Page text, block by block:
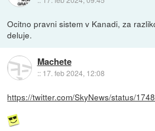
Ocitno pravni sistem v Kanadi, za
deluje.
Machete
:: 17. feb 2024, 12:08
https://twitter.com/SkyNews/status/